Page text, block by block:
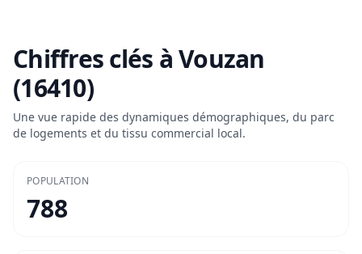
Chiffres clés àVouzan
(16410)
Une vue rapide des dynamiques démographiques, du parc
de logements et du tissu commercial local.
POPULATION
788